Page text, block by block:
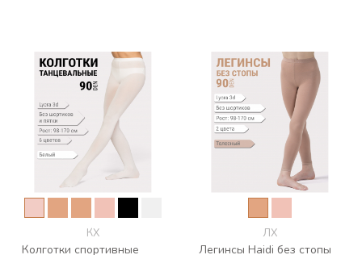
КХ
Колготки спортивные
ЛХ
Легинсы Haidi без стопы